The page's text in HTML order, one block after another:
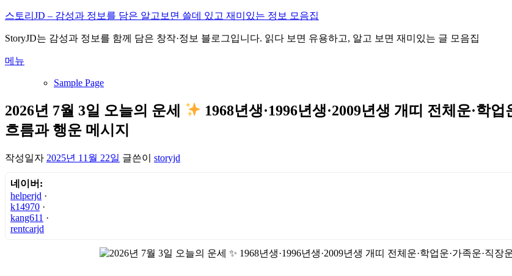
내
으
바
기
스토리JD – 감성과 정보를 담은 알고보면 쓸데 있고 재미있는 정보 모음집
StoryJD는 감성과 정보를 함께 담은 창작·정보 블로그입니다. 읽다 보면 유용하고, 알고 보면 재미있는 글 모음집
메뉴
Sample Page
2026년 7월 3일 오늘의 운세
1968년생·1996년생·2009년생 개띠 전체운·학
흐름과 행운 메시지
작성일자 2025년 11월 22일 글쓴이 storyjd
네이버:
helperjd ·
k14970 ·
kang611 ·
rentcarjd